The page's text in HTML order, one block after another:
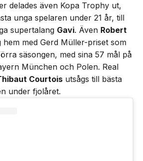
delades även Kopa Trophy ut,
unga spelaren under 21 år, till
supertalang Gavi. Även Robert
hem med Gerd Müller-priset som
säsongen, med sina 57 mål på
München och Polen. Real
Courtois utsågs till bästa
under fjolåret.